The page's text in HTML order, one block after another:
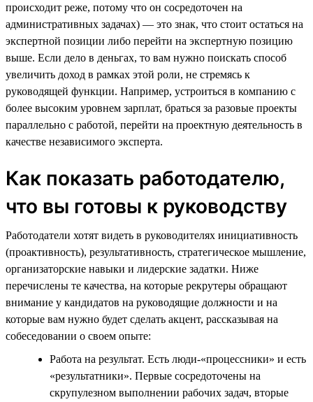
происходит реже, потому что он сосредоточен на
административных задачах) — это знак, что стоит остаться на
экспертной позиции либо перейти на экспертную позицию
выше. Если дело в деньгах, то вам нужно поискать способ
увеличить доход в рамках этой роли, не стремясь к
руководящей функции. Например, устроиться в компанию с
более высоким уровнем зарплат, браться за разовые проекты
параллельно с работой, перейти на проектную деятельность в
качестве независимого эксперта.
Как показать работодателю,
что вы готовы к руководству
Работодатели хотят видеть в руководителях инициативность
(проактивность), результативность, стратегическое мышление,
организаторские навыки и лидерские задатки. Ниже
перечислены те качества, на которые рекрутеры обращают
внимание у кандидатов на руководящие должности и на
которые вам нужно будет сделать акцент, рассказывая на
собеседовании о своем опыте:
Работа на результат. Есть люди-«процессники» и есть
«результатники». Первые сосредоточены на
скрупулезном выполнении рабочих задач, вторые